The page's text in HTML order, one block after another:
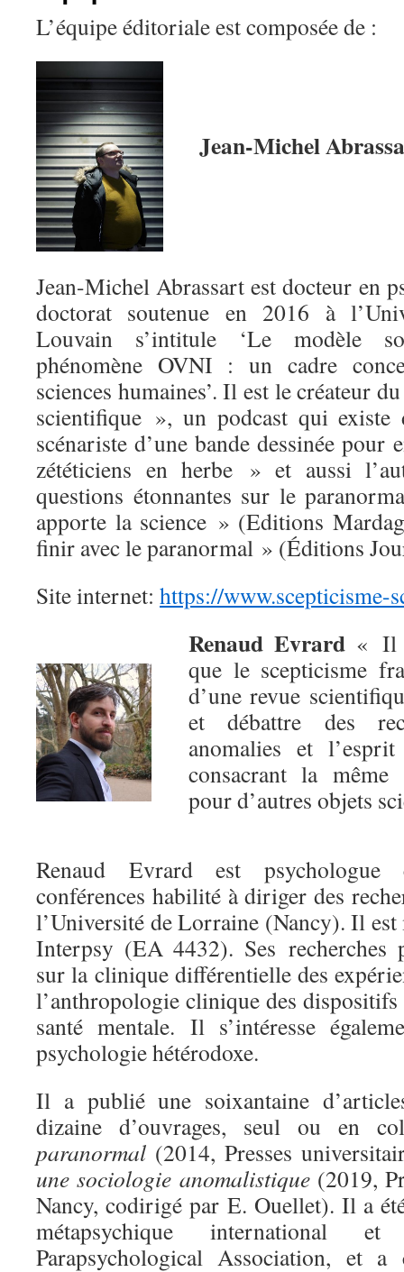
L’équipe éditoriale est composée de :
Jean-Michel
Jean-Michel Abrassart est docteur en
doctorat soutenue en 2016 à
Louvain s’intitule ‘Le modèle
phénomène OVNI : un cadre
sciences humaines’. Il est le créateur
scientifique », un podcast qui
scénariste d’une bande dessinée
zététiciens en herbe » et aussi
questions étonnantes sur le
apporte la science » (Editions
finir avec le paranormal » (Éditions
Site internet: https://www.scepticisme-
Renaud Evrard « Il
que le scepticisme
d’une revue
et débattre des
anomalies et
consacrant la même
pour d’autres objets
Renaud Evrard est
conférences habilité à diriger des
l’Université de Lorraine (Nancy). Il
Interpsy (EA 4432). Ses recherches
sur la clinique différentielle des
l’anthropologie clinique des
santé mentale. Il s’intéresse
psychologie hétérodoxe.
Il a publié une soixantaine
dizaine d’ouvrages, seul ou en
paranormal (2014, Presses
une sociologie anomalistique (2019,
Nancy, codirigé par E. Ouellet). Il a
métapsychique international
Parapsychological Association, et